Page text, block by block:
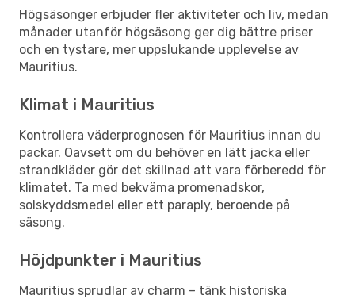
Högsäsonger erbjuder fler aktiviteter och liv, medan
månader utanför högsäsong ger dig bättre priser
och en tystare, mer uppslukande upplevelse av
Mauritius.
Klimat i Mauritius
Kontrollera väderprognosen för Mauritius innan du
packar. Oavsett om du behöver en lätt jacka eller
strandkläder gör det skillnad att vara förberedd för
klimatet. Ta med bekväma promenadskor,
solskyddsmedel eller ett paraply, beroende på
säsong.
Höjdpunkter i Mauritius
Mauritius sprudlar av charm – tänk historiska